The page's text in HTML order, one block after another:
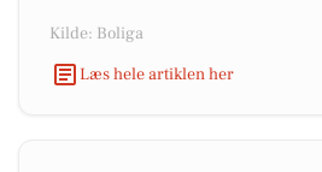
Kilde: Boliga
Læs hele artiklen her